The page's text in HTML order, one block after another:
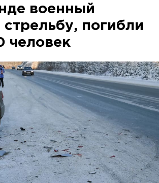
военный
стрельбу, погибли
человек